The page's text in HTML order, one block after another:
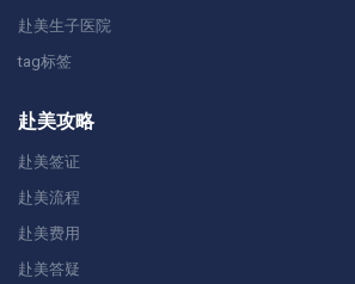
赴美生子医院
tag标签
赴美攻略
赴美签证
赴美流程
赴美费用
赴美答疑